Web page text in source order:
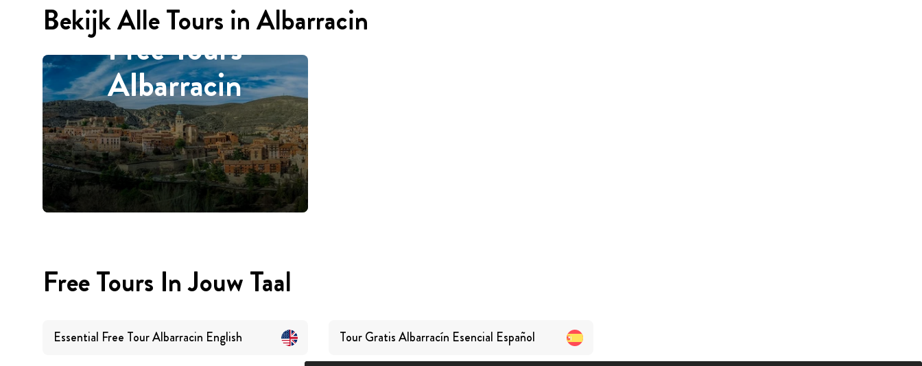
Bekijk Alle Tours in Albarracin
Free Tours
Albarracin
Free Tours In Jouw Taal
Essential Free Tour Albarracin English Tour Gratis Albarracín Esencial Español